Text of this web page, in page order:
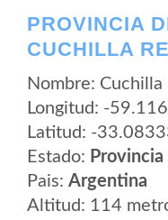
PROVINCIA
CUCHILLA
Nombre: Cuchilla
Longitud: -
Latitud: -
Estado:
Pais: Argentina
Altitud: 114